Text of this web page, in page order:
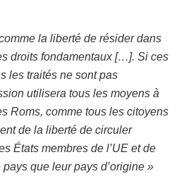
la liberté de résider dans
droits fondamentaux […]. Si ces
les traités ne sont pas
utilisera tous les moyens à
Roms, comme tous les citoyens
de la liberté de circuler
États membres de l’UE et de
que leur pays d’origine »